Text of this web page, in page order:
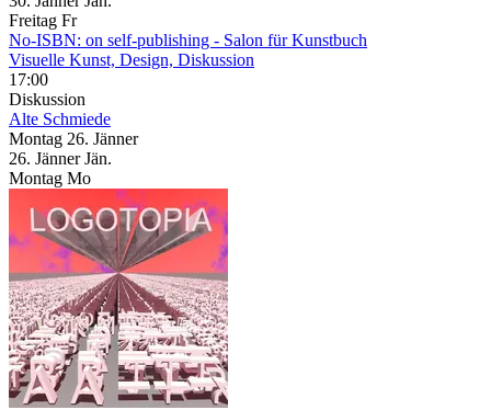
Freitag Fr
No-ISBN: on self-publishing - Salon für Kunstbuch
Visuelle Kunst, Design, Diskussion
17:00
Diskussion
Alte Schmiede
Montag 26. Jänner
26. Jänner Jän.
Montag Mo